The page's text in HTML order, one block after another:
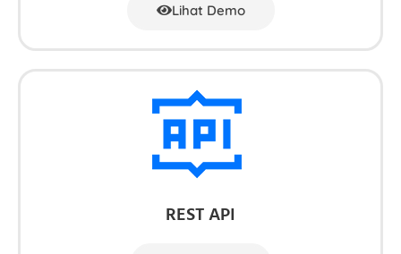
Lihat Demo
REST API